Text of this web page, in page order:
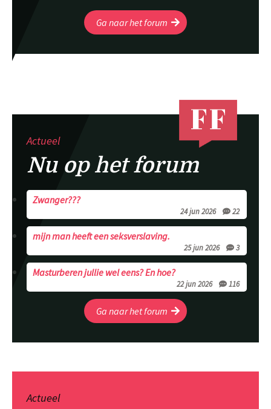
Ga naar het forum
Actueel
Nu op het forum
Zwanger???
24 jun 2026 22
mijn man heeft een seksverslaving.
25 jun 2026 3
Masturberen jullie wel eens? En hoe?
22 jun 2026 116
Ga naar het forum
Actueel